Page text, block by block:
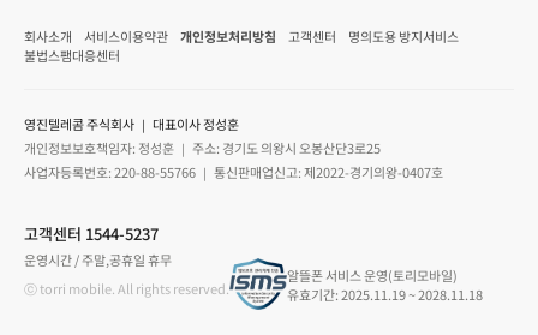
회사소개 서비스이용약관 개인정보처리방침 고객센터
명의도용 방지서비스
불법스팸대응센터
영진텔레콤 주식회사 ｜ 대표이사 정성훈
개인정보보호책임자: 정성훈 ｜ 주소: 경기도 의왕시 오봉산단3로25
사업자등록번호: 220-88-55766 ｜ 통신판매업신고: 제2022-경기의왕-0407호
고객센터 1544-5237
운영시간 / 주말,공휴일 휴무
ⓒ torri mobile. All rights reserved.
알뜰폰 서비스 운영(토리모바일)
유효기간: 2025.11.19 ~ 2028.11.18